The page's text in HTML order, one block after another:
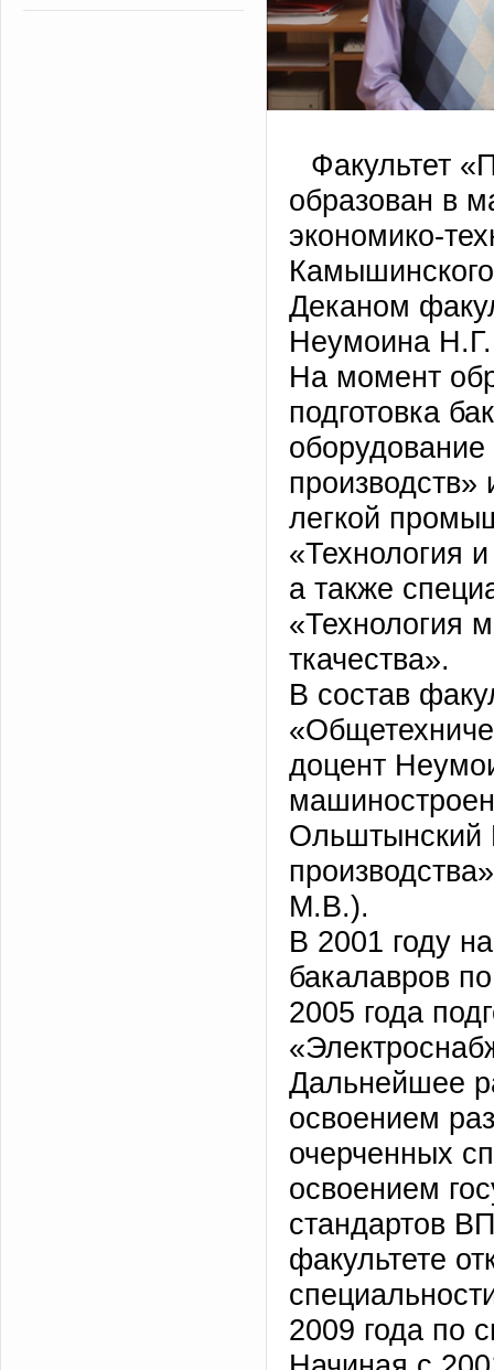
Факультет
образован в
экономико-
Камышинского
Деканом
Неумоина Н.Г.
На момент
подготовка
производств»
легкой
«Технология
а также
«Технология
ткачества».
В состав
доцент
Ольштынский
М.В.).
В 2001 году
бакалавров
2005 года
Дальнейшее
освоением
очерченных
освоением
стандартов
факультете
2009 года по